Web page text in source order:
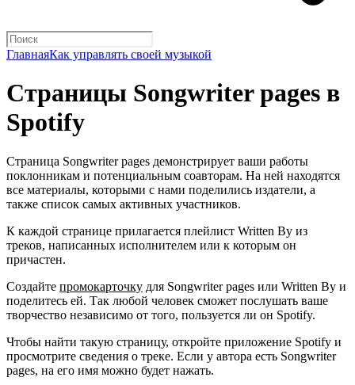
ГлавнаяКак управлять своей музыкой
Страницы Songwriter pages в
Spotify
Страница Songwriter pages демонстрирует ваши работы
поклонникам и потенциальным соавторам. На ней находятся
все материалы, которыми с нами поделились издатели, а
также список самых активных участников.
К каждой странице прилагается плейлист Written By из
треков, написанных исполнителем или к которым он
причастен.
Создайте промокарточку для Songwriter pages или Written By и
поделитесь ей. Так любой человек сможет послушать ваше
творчество независимо от того, пользуется ли он Spotify.
Чтобы найти такую страницу, откройте приложение Spotify и
просмотрите сведения о треке. Если у автора есть Songwriter
pages, на его имя можно будет нажать.